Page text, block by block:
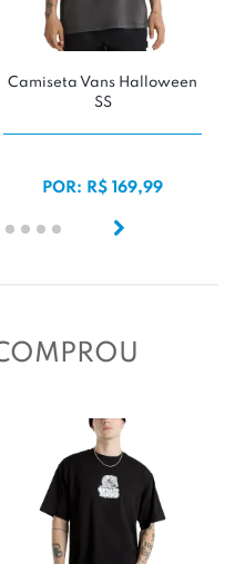
Camiseta Vans Halloween
SS
POR: R$ 169,99